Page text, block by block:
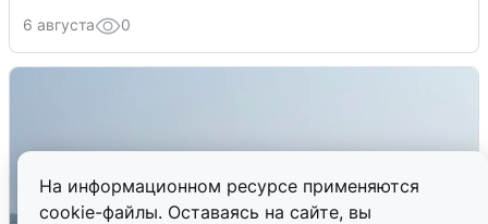
На информационном ресурсе применяются
cookie-файлы. Оставаясь на сайте, вы
6 августа 0